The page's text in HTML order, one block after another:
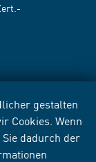
gestalten
Cookies. Wenn
dadurch der